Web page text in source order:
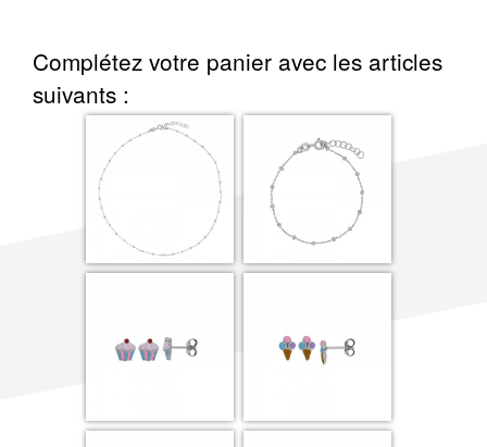
Complétez votre panier avec les articles
suivants :